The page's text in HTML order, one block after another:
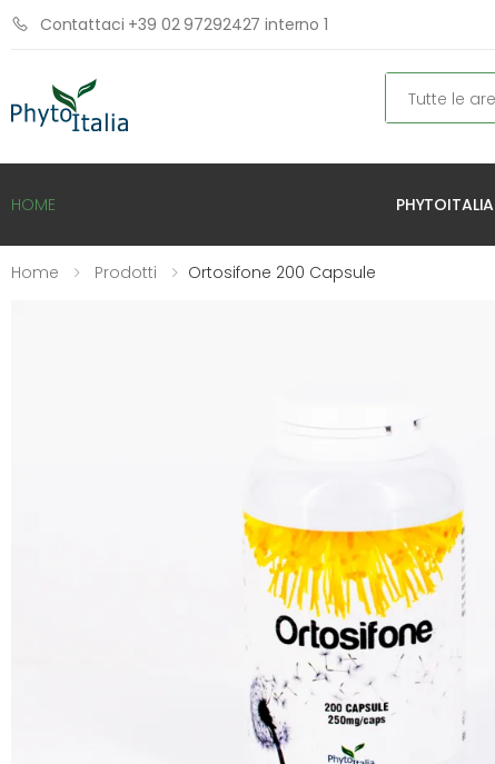
Contattaci +39 02 97292427 interno 1
HOME PHYTOITALIA
Home Prodotti Ortosifone 200 Capsule